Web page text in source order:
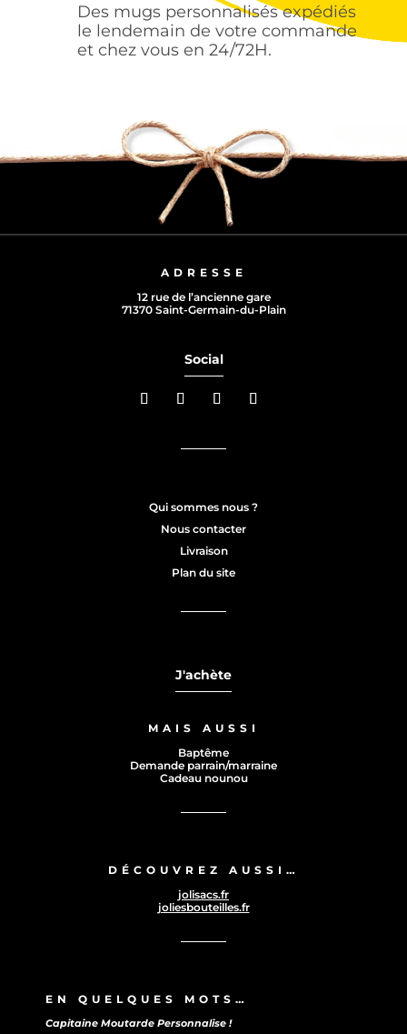
Des mugs personnalisés expédiés
le lendemain de votre commande
et chez vous en 24/72H.
ADRESSE
12 rue de l’ancienne gare
71370 Saint-Germain-du-Plain
Social
Qui sommes nous ?
Nous contacter
Livraison
Plan du site
J'achète
MAIS AUSSI
Baptême
Demande parrain/marraine
Cadeau nounou
DÉCOUVREZ AUSSI…
jolisacs.fr
joliesbouteilles.fr
EN QUELQUES MOTS…
Capitaine Moutarde Personnalise !